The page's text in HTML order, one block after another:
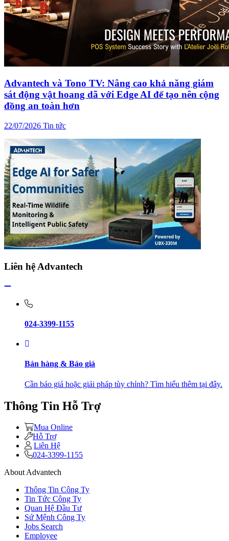
Advantech và Tono TV: Nâng cao khả năng giám
sát động vật hoang dã với Edge AI để tạo nên cộng
đồng an toàn hơn
22/07/2026 Tin tức
Liên hệ Advantech
024-3399-1155
Bán hàng & Báo giá
Cần báo giá hoặc giải pháp tùy chỉnh? Tìm hiểu thêm tại đây.
Thông Tin Hỗ Trợ
Mua Online
Hỗ Trợ
Liên Hệ
024-3399-1155
About Advantech
Thông Tin Công Ty
Tin Tức Công Ty
Quan Hệ Đầu Tư
Sứ Mệnh Công Ty
Jobs Search
Employee